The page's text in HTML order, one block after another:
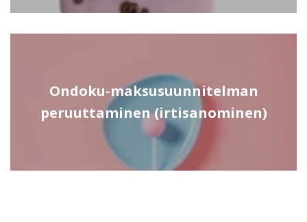
Ondoku-maksusuunnitelman
peruuttaminen (irtisanominen)